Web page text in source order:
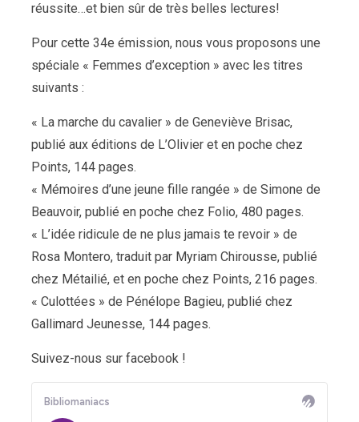
réussite…et bien sûr de très belles lectures!
Pour cette 34e émission, nous vous proposons une
spéciale « Femmes d’exception » avec les titres
suivants :
« La marche du cavalier » de Geneviève Brisac,
publié aux éditions de L’Olivier et en poche chez
Points, 144 pages.
« Mémoires d’une jeune fille rangée » de Simone de
Beauvoir, publié en poche chez Folio, 480 pages.
« L’idée ridicule de ne plus jamais te revoir » de
Rosa Montero, traduit par Myriam Chirousse, publié
chez Métailié, et en poche chez Points, 216 pages.
« Culottées » de Pénélope Bagieu, publié chez
Gallimard Jeunesse, 144 pages.
Suivez-nous sur facebook !